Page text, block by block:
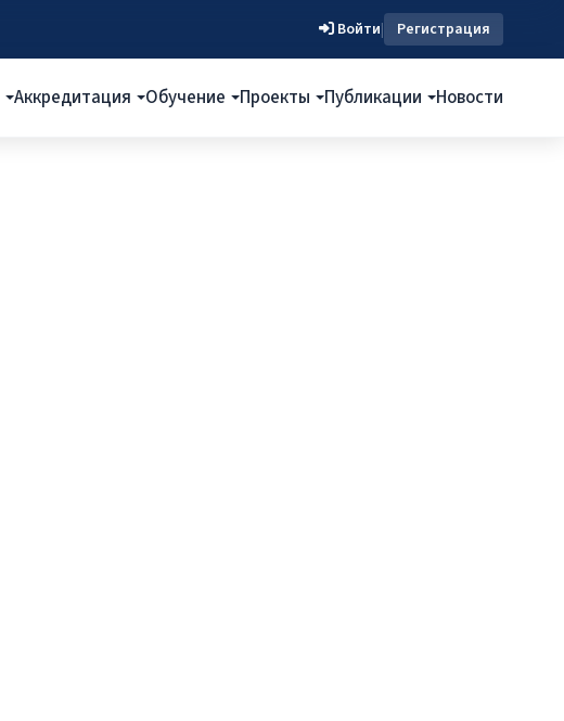
Войти| Регистрация
Аккредитация Обучение Проекты Публикации Новости